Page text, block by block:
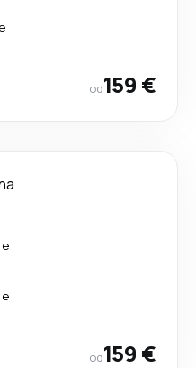
od159 €
od159 €